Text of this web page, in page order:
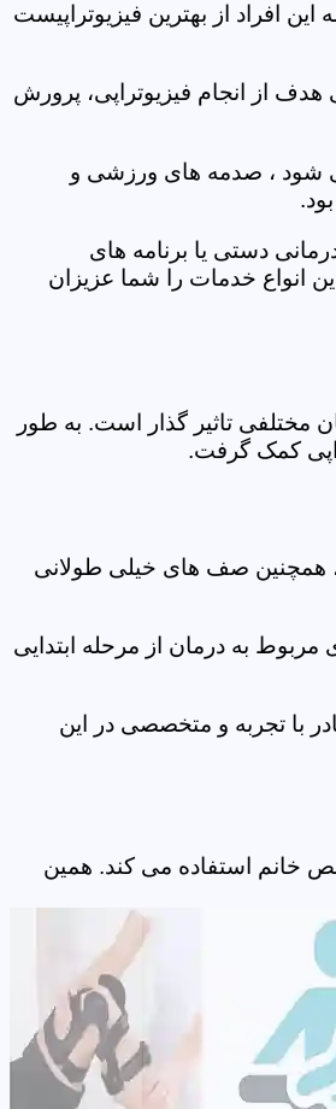
افراد از بهترین فیزیوتراپیست
از انجام فیزیوتراپی، پرورش
شود ، صدمه های ورزشی و
دستی یا برنامه های
انواع خدمات را شما عزیزان
مختلفی تاثیر گذار است. به طور
کمک گرفت.
همچنین صف های خیلی طولانی
به درمان از مرحله ابتدایی
با تجربه و متخصصی در این
خانم استفاده می کند. همین